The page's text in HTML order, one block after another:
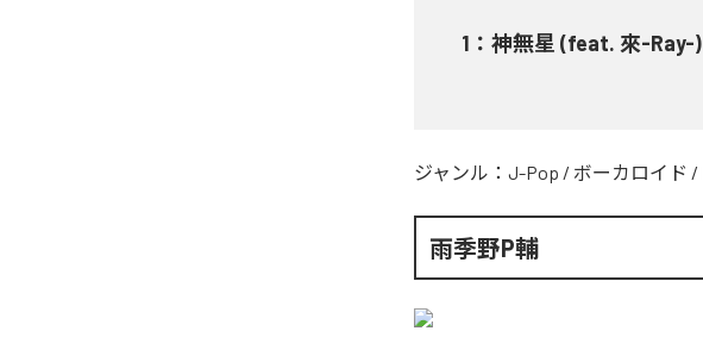
1 ： 神無星 (feat. 來-Ray-)
ジャンル： J-Pop / ボーカロイド /
雨季野P輔